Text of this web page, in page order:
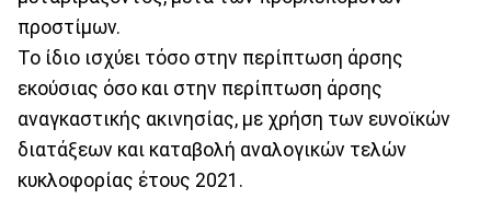
προστίμων.
Το ίδιο ισχύει τόσο στην περίπτωση άρσης
εκούσιας όσο και στην περίπτωση άρσης
αναγκαστικής ακινησίας, με χρήση των ευνοϊκών
διατάξεων και καταβολή αναλογικών τελών
κυκλοφορίας έτους 2021.